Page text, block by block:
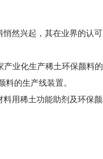
然兴起，其在业界的认可
业化生产稀土环保颜料
的生产线装置。
用稀土功能助剂及环保颜